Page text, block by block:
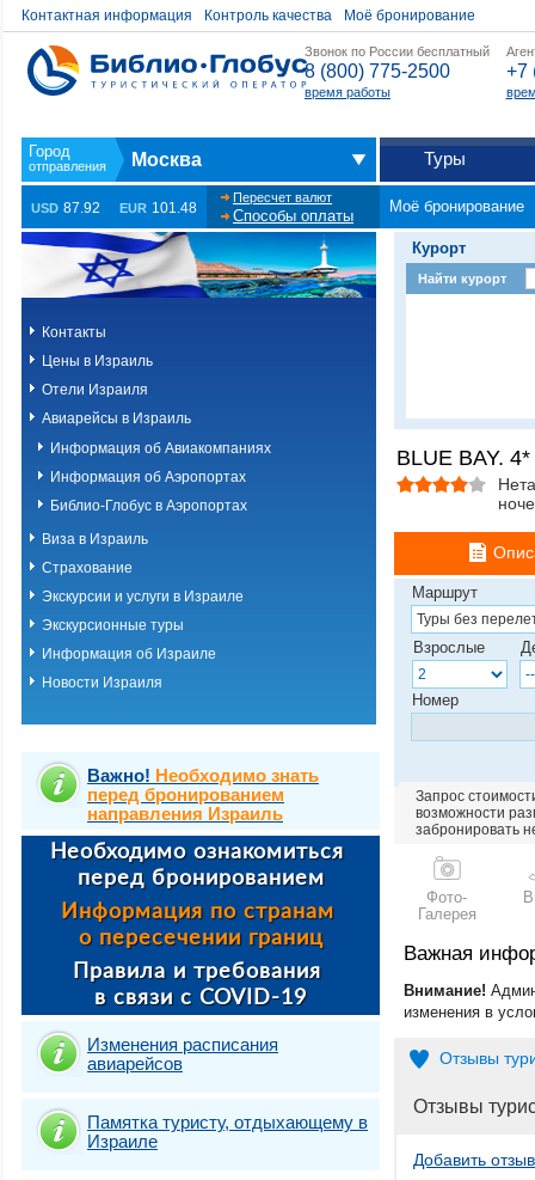
Контактная информация Контроль качества Моё бронирование
Звонок по России бесплатный
8 (800) 775-2500
время работы
+7
Москва Туры
USD 87.92 EUR 101.48
Пересчет валют
Способы оплаты
Моё бронирование
Контакты
Цены в Израиль
Отели Израиля
Авиарейсы в Израиль
Информация об Авиакомпаниях
Информация об Аэропортах
Библио-Глобус в Аэропортах
Виза в Израиль
Страхование
Экскурсии и услуги в Израиле
Экскурсионные туры
Информация об Израиле
Новости Израиля
Важно! Необходимо знать
перед бронированием
направления Израиль
Изменения расписания
авиарейсов
Памятка туристу, отдыхающему в
Израиле
Курорт
Найти курорт
BLUE BAY. 4*
Маршрут
Взрослые
Номер
Запрос
возможности
забронировать
Фото-
Галерея
Важная
Внимание!
изменения в
Отзывы
Отзывы
Добавить отзыв